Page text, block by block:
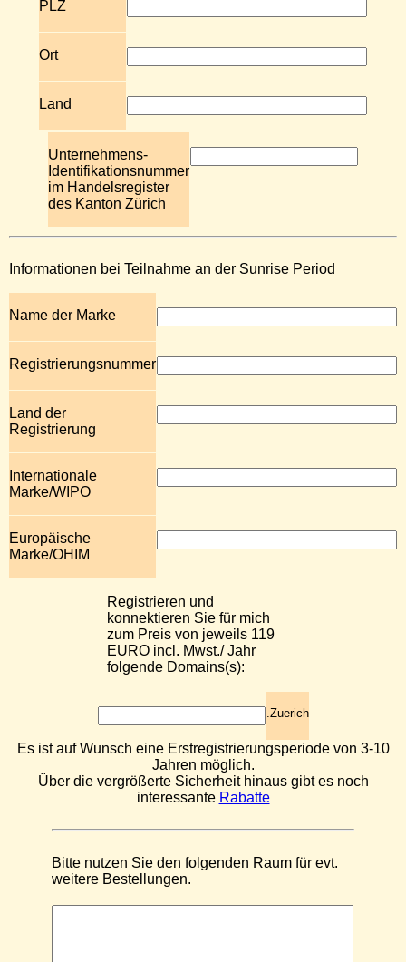
PLZ
Ort
Land
Unternehmens-
Identifikationsnummer
im Handelsregister
des Kanton Zürich
Informationen bei Teilnahme an der Sunrise Period
Name der Marke
Registrierungsnummer
Land der
Registrierung
Internationale
Marke/WIPO
Europäische
Marke/OHIM
Registrieren und
konnektieren Sie für mich
zum Preis von jeweils 119
EURO incl. Mwst./ Jahr
folgende Domains(s):
.Zuerich
Es ist auf Wunsch eine Erstregistrierungsperiode von 3-10
Jahren möglich.
Über die vergrößerte Sicherheit hinaus gibt es noch
interessante Rabatte
Bitte nutzen Sie den folgenden Raum für evt.
weitere Bestellungen.